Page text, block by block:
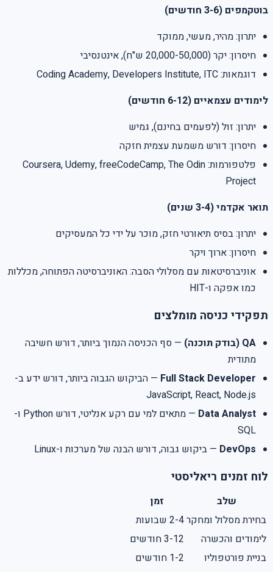
בוטקמפים (3-6 חודשים)
יתרון: מהיר, מעשי, ממוקד
חיסרון: יקר (20,000-50,000 ש"ח), אינטנסיבי
דוגמאות: Coding Academy, Developers Institute, ITC
לימודים עצמאיים (6-12 חודשים)
יתרון: זול (לפעמים בחינם), גמיש
חיסרון: דורש משמעת עצמית חזקה
פלטפורמות: Coursera, Udemy, freeCodeCamp, The Odin
Project
תואר אקדמי (3-4 שנים)
יתרון: בסיס תיאורטי חזק, מוכר על ידי כל המעסיקים
חיסרון: ארוך ויקר
אוניברסיטאות עם מסלולי הסבה: האוניברסיטה הפתוחה, מכללות
כמו אפקה ו-HIT
תפקידי כניסה מומלצים
QA (בודק תוכנה)
— סף הכניסה הנמוך ביותר, דורש חשיבה
מתודית
Full Stack Developer — הביקוש הגבוה ביותר, דורש ידע ב-
JavaScript, React, Node.js
Data Analyst
— מתאים למי עם רקע אנליטי, דורש Python ו-
SQL
DevOps — ביקוש גבוה, דורש הבנה של מערכות ו-Linux
לוח זמנים ריאליסטי
שלב
זמן
בחירת מסלול ומחקר2-4 שבועות
לימודים והכשרה
3-12 חודשים
בניית פורטפוליו
1-2 חודשים